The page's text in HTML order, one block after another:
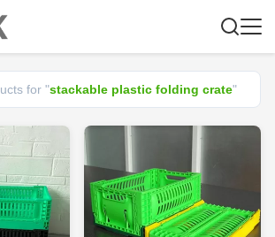
for "stackable plastic folding crate"